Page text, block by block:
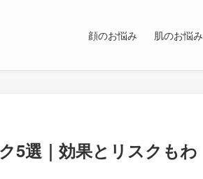
顔のお悩み 肌のお悩み
5選｜効果とリスクもわ